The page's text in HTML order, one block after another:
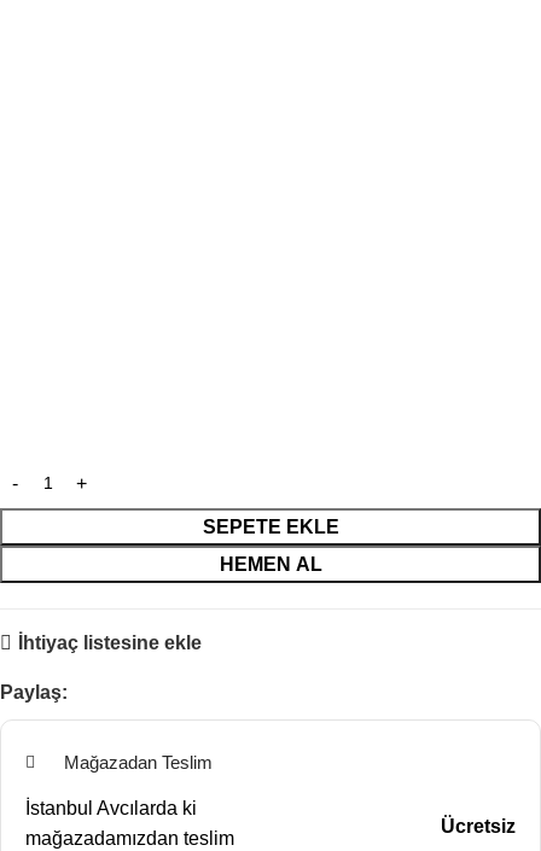
SEPETE EKLE
HEMEN AL
İhtiyaç listesine ekle
Paylaş:
Mağazadan Teslim
İstanbul Avcılarda ki
mağazadamızdan teslim
Ücretsiz